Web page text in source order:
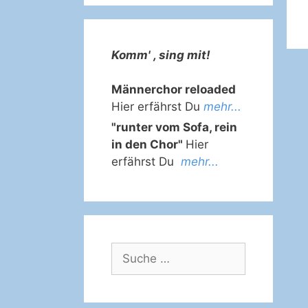
Komm' , sing mit!
Männerchor reloaded
Hier erfährst Du mehr...
"runter vom Sofa, rein
in den Chor" Hier
erfährst Du mehr...
Suche
nach: